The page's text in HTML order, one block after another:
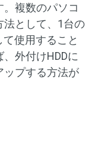
複数のパソコ
法として、1台の
使用すること
外付けHDDに
ップする方法が